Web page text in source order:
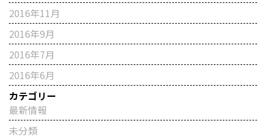
2016年11月
2016年9月
2016年7月
2016年6月
カテゴリー
最新情報
未分類